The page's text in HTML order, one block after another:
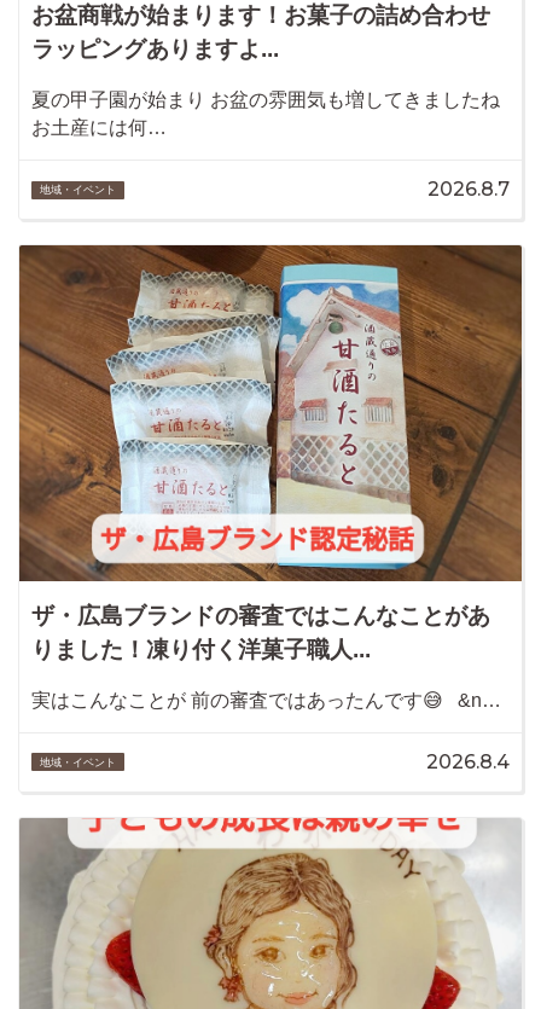
お盆商戦が始まります！お菓子の詰め合わせ
ラッピングありますよ...
夏の甲子園が始まり お盆の雰囲気も増してきましたね
お土産には何…
地域・イベント 2026.8.7
ザ・広島ブランドの審査ではこんなことがあ
りました！凍り付く洋菓子職人...
実はこんなことが 前の審査ではあったんです😅 &n…
地域・イベント 2026.8.4